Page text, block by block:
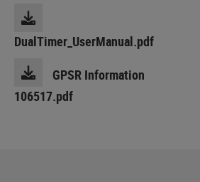
DualTimer_UserManual.pdf
GPSR Information
106517.pdf